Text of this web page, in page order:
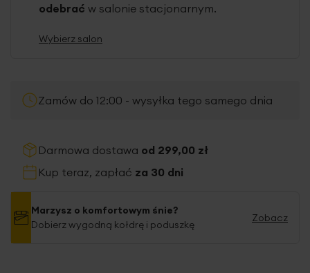
odebrać w salonie stacjonarnym.
Wybierz salon
Zamów do 12:00 - wysyłka tego samego dnia
Darmowa dostawa od 299,00 zł
Kup teraz, zapłać za 30 dni
Marzysz o komfortowym śnie?
Dobierz wygodną kołdrę i poduszkę
Zobacz